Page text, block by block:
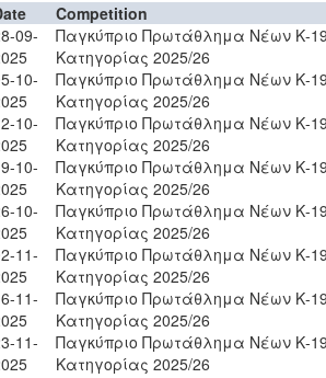
Competition
09-
Παγκύπριο Πρωτάθλημα Νέων Κ-
Κατηγορίας 2025/26
10-
Παγκύπριο Πρωτάθλημα Νέων Κ-
Κατηγορίας 2025/26
10-
Παγκύπριο Πρωτάθλημα Νέων Κ-
Κατηγορίας 2025/26
10-
Παγκύπριο Πρωτάθλημα Νέων Κ-
Κατηγορίας 2025/26
10-
Παγκύπριο Πρωτάθλημα Νέων Κ-
Κατηγορίας 2025/26
11-
Παγκύπριο Πρωτάθλημα Νέων Κ-
Κατηγορίας 2025/26
11-
Παγκύπριο Πρωτάθλημα Νέων Κ-
Κατηγορίας 2025/26
11-
Παγκύπριο Πρωτάθλημα Νέων Κ-
Κατηγορίας 2025/26